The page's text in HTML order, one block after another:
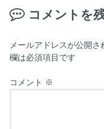
コメントを
メールアドレスが公開さ
欄は必須項目です
コメント ※